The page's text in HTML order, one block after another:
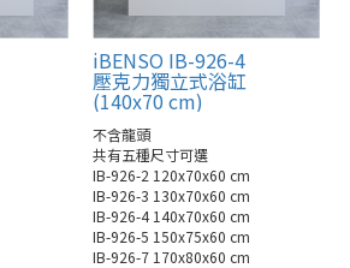
iBENSO IB-926-4
壓克力獨立式浴缸
(140x70 cm)
不含龍頭
共有五種尺寸可選
IB-926-2 120x70x60 cm
IB-926-3 130x70x60 cm
IB-926-4 140x70x60 cm
IB-926-5 150x75x60 cm
IB-926-7 170x80x60 cm